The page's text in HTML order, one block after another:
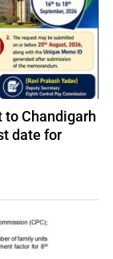
to Chandigarh
date for